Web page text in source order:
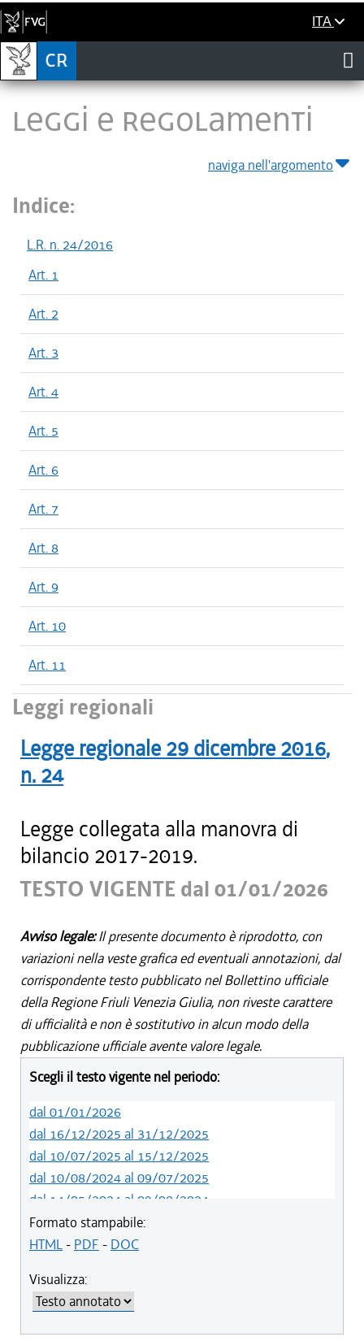
ITA
LEGGI E REGOLAMENTI
naviga nell'argomento
Indice:
L.R. n. 24/2016
Art. 1
Art. 2
Art. 3
Art. 4
Art. 5
Art. 6
Art. 7
Art. 8
Art. 9
Art. 10
Art. 11
Leggi regionali
Legge regionale 29 dicembre 2016,
n. 24
Legge collegata alla manovra di
bilancio 2017-2019.
TESTO VIGENTE dal 01/01/2026
Avviso legale:Il presente documento è riprodotto, con
variazioni nella veste grafica ed eventuali annotazioni, dal
corrispondente testo pubblicato nel Bollettino ufficiale
della Regione Friuli Venezia Giulia, non riveste carattere
di ufficialità e non è sostitutivo in alcun modo della
pubblicazione ufficiale avente valore legale.
Scegli il testo vigente nel periodo:
dal 01/01/2026
dal 16/12/2025 al 31/12/2025
dal 10/07/2025 al 15/12/2025
dal 10/08/2024 al 09/07/2025
dal 14/05/2024 al 09/08/2024
dal 01/01/2024 al 13/05/2024
dal 20/05/2021 al 31/12/2023
dal 10/08/2019 al 31/12/2020
dal 01/01/2019 al 09/08/2019
dal 05/04/2018 al 31/12/2018
Formato stampabile:
HTML- PDF - DOC
Visualizza: